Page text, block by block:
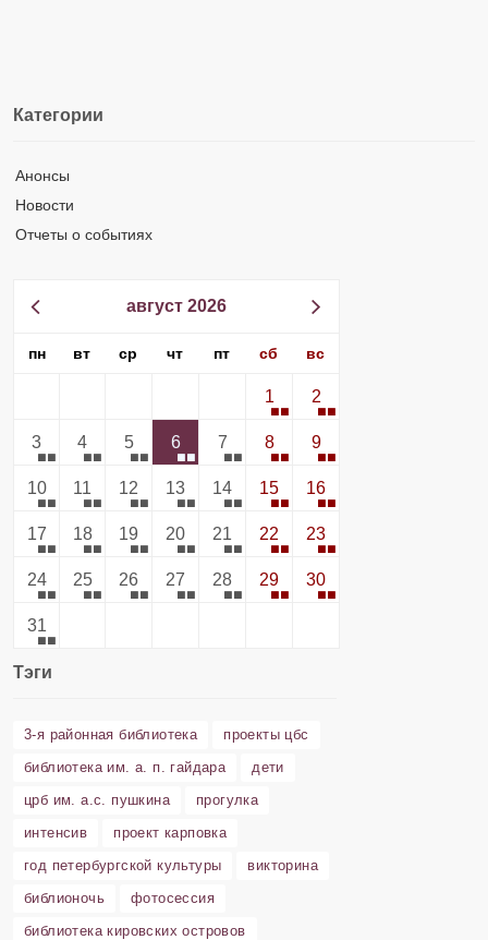
Категории
Анонсы
Новости
Отчеты о событиях
август 2026
пн вт ср чт пт сб вс
1 2
3 4 5 6 7 8 9
10 11 12 13 14 15 16
17 18 19 20 21 22 23
24 25 26 27 28 29 30
31
Тэги
3-я районная библиотека
проекты цбс
библиотека им. а. п. гайдара
дети
црб им. а.с. пушкина
прогулка
интенсив
проект карповка
год петербургской культуры
викторина
библионочь
фотосессия
библиотека кировских островов